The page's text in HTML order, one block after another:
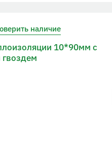
наличие
10*90мм с